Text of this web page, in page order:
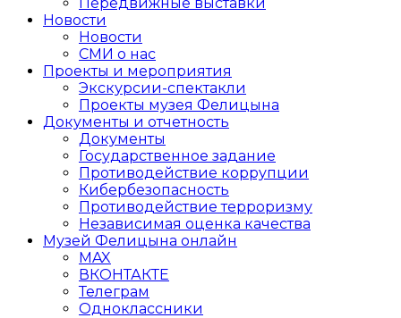
Новости
Новости
СМИ о нас
Проекты и мероприятия
Экскурсии-спектакли
Проекты музея Фелицына
Документы и отчетность
Документы
Государственное задание
Противодействие коррупции
Кибер­безопасность
Противодействие терроризму
Независимая оценка качества
Музей Фелицына онлайн
MAX
ВКОНТАКТЕ
Телеграм
Одноклассники